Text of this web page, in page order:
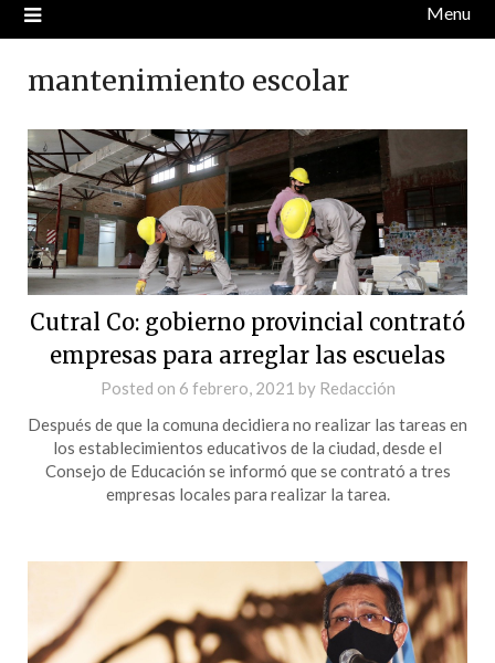
Menu
mantenimiento escolar
Cutral Co: gobierno provincial contrató
empresas para arreglar las escuelas
Posted on 6 febrero, 2021 by Redacción
Después de que la comuna decidiera no realizar las tareas en
los establecimientos educativos de la ciudad, desde el
Consejo de Educación se informó que se contrató a tres
empresas locales para realizar la tarea.